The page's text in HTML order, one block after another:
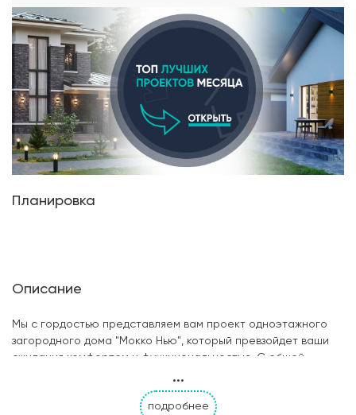
Планировка
Описание
Мы с гордостью представляем вам проект одноэтажного
загородного дома "Мокко Нью", который превзойдет ваши
ожидания комфортом и функциональностью. С общей
пространство для вашей семьи и друзей. В проекте
предусмотрено три просторные спальни, которые
...
подробнее